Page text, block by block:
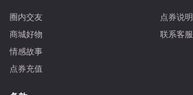
圈内交友
商城好物
情感故事
点券充值
点券说明
联系客服